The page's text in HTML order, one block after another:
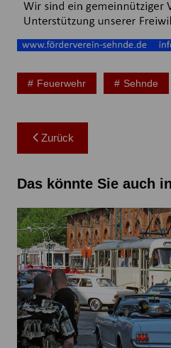
Feuerwehr Sehnde
Beitragsnavigation
Zurück
Das könnte Sie auch